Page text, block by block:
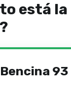
está la
Bencina 93